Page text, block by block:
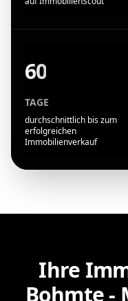
60
TAGE
durchschnittlich bis zum
erfolgreichen
Immobilienverkauf
Ihre
Bohmte -